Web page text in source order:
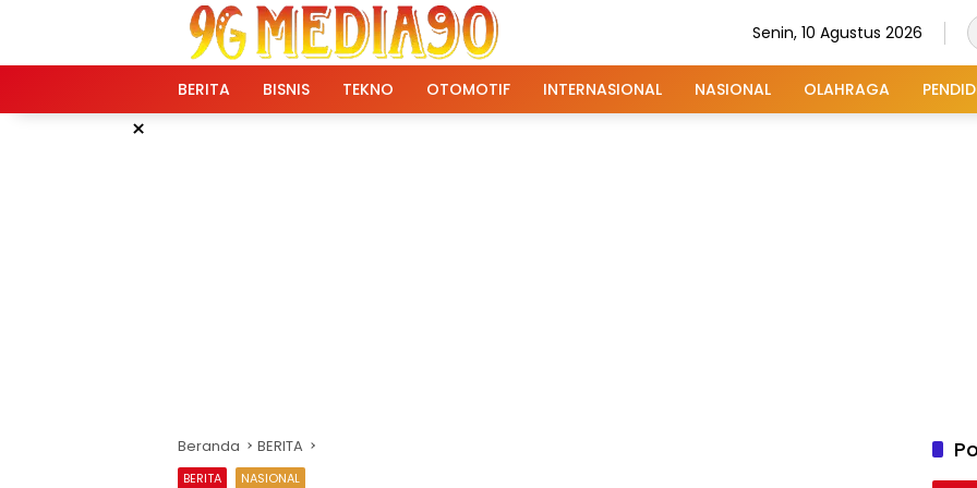
Senin, 10 Agustus 2026
BERITA BISNIS TEKNO OTOMOTIF INTERNASIONAL NASIONAL OLAHRAGA
×
Beranda BERITA
BERITA NASIONAL